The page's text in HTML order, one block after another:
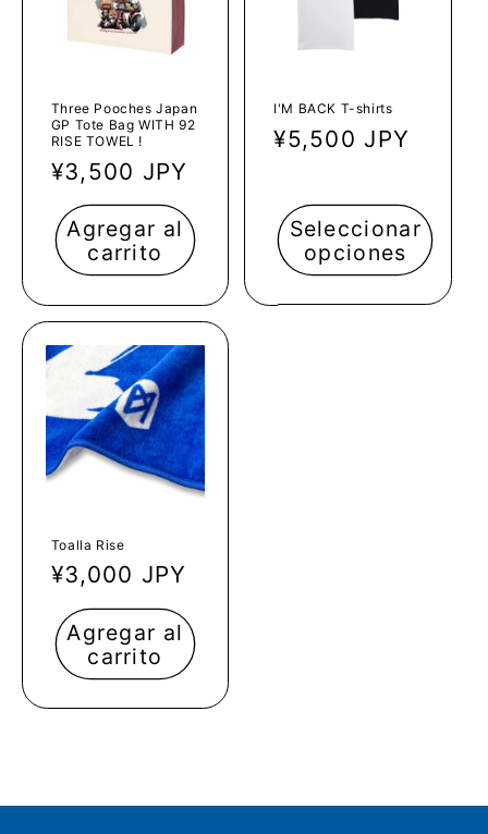
Three Pooches Japan
GP Tote Bag WITH 92
RISE TOWEL !
Precio
habitual
¥3,500 JPY
Agregar al
carrito
I'M BACK T-shirts
Precio
¥5,500 JPY
Seleccionar
opciones
Toalla Rise
Precio
habitual
¥3,000 JPY
Agregar al
carrito